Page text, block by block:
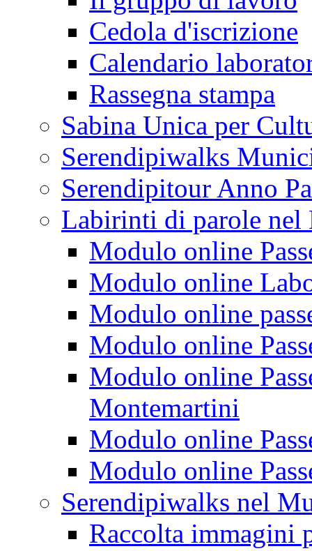
Cedola d'iscrizione
Calendario
Rassegna stampa
Sabina Unica per
Serendipiwalks
Serendipitour Anno
Labirinti di parole
Modulo online
Modulo online
Modulo online
Modulo online
Modulo online
Montemartini
Modulo online
Modulo online
Serendipiwalks nel
Raccolta immagini